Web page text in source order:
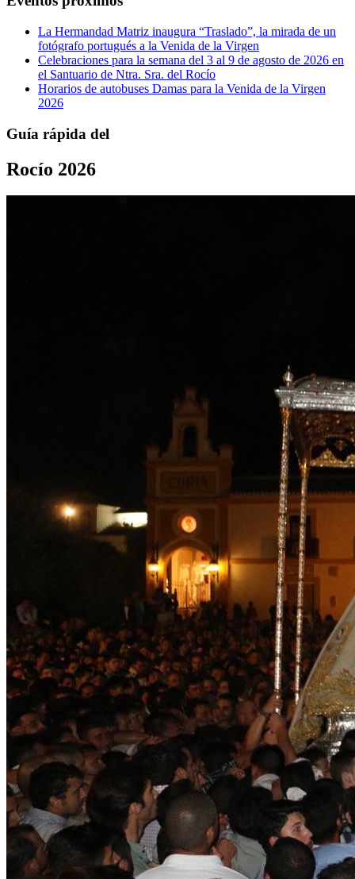
La Hermandad Matriz inaugura “Traslado”, la mirada de un
fotógrafo portugués a la Venida de la Virgen
Celebraciones para la semana del 3 al 9 de agosto de 2026 en
el Santuario de Ntra. Sra. del Rocío
Horarios de autobuses Damas para la Venida de la Virgen
2026
Guía rápida del
Rocío 2026